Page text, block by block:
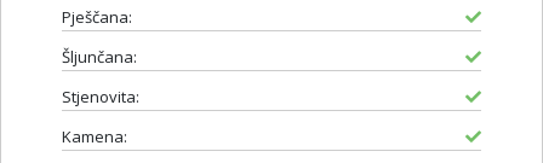
Pješčana:
Šljunčana:
Stjenovita:
Kamena: